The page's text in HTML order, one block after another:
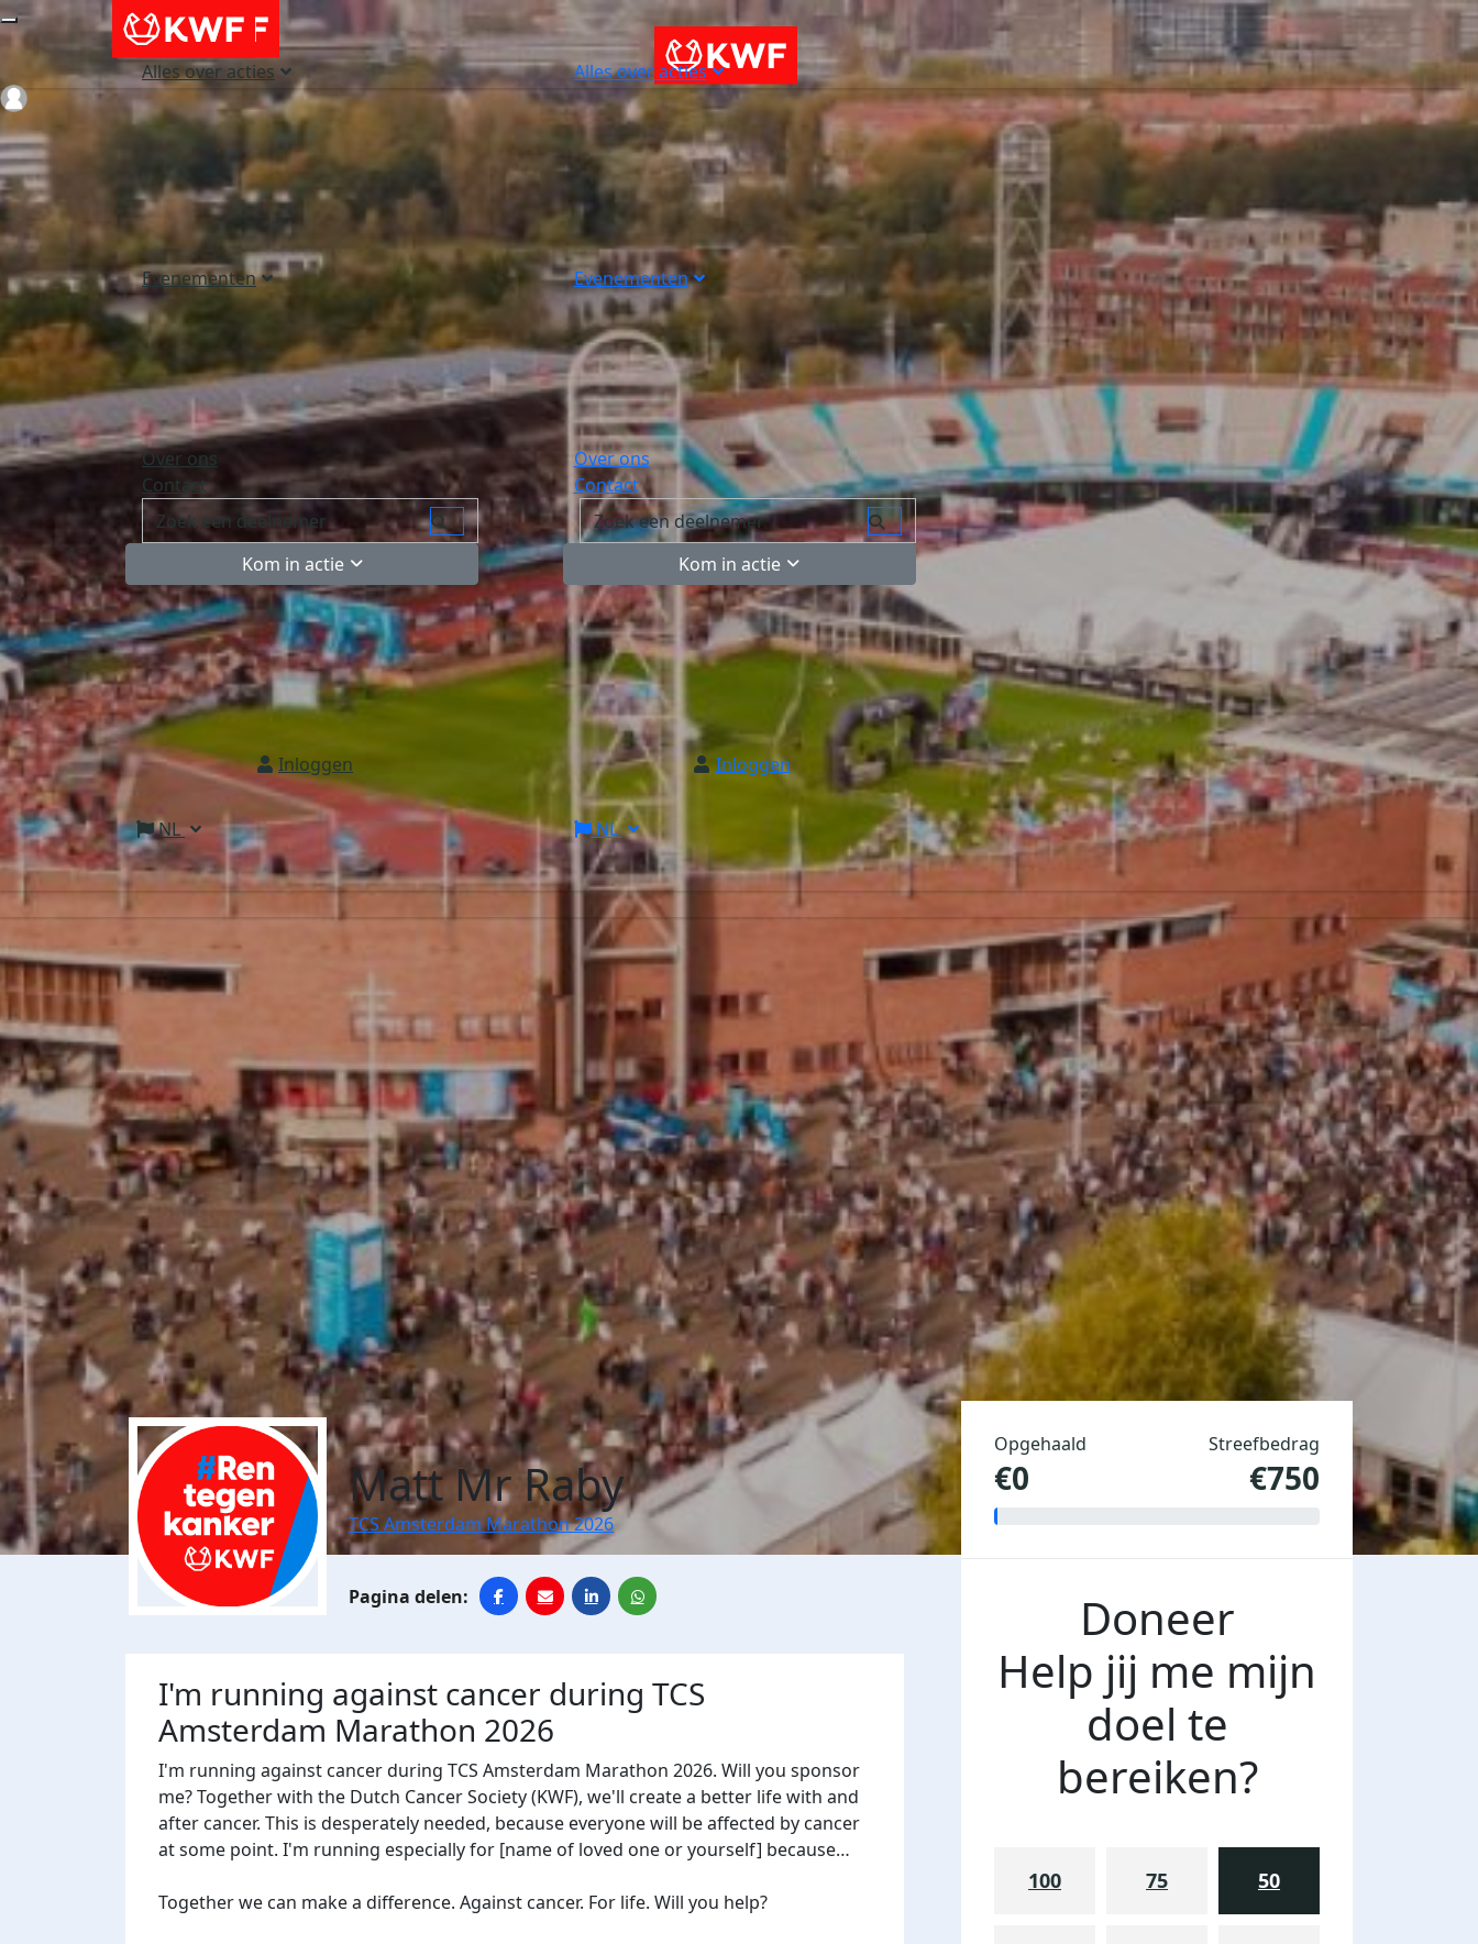
Alles over acties
Evenementen
Over ons
Contact
Kom in actie
Inloggen
NL
Alles over acties
Evenementen
Over ons
Contact
Kom in actie
Inloggen
NL
Login
Matt Mr Raby
TCS Amsterdam Marathon 2026
I'm running against cancer during TCS
Amsterdam Marathon 2026
I'm running against cancer during TCS Amsterdam Marathon 2026. Will you sponsor
me? Together with the Dutch Cancer Society (KWF), we'll create a better life with and
after cancer. This is desperately needed, because everyone will be affected by cancer
at some point. I'm running especially for [name of loved one or yourself] because…
Together we can make a difference. Against cancer. For life. Will you help?
Opgehaald
€0
Streefbedrag
€750
Doneer
Help jij me mijn
doel te
bereiken?
100 75 50